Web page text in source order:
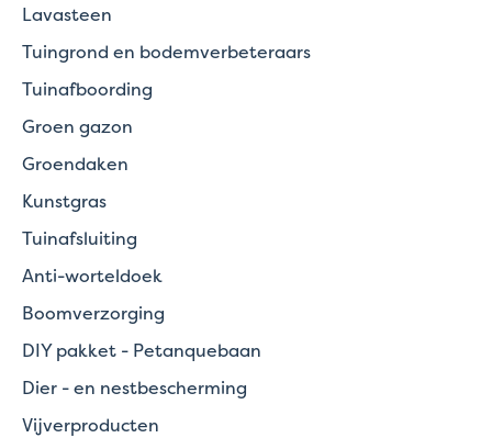
Lavasteen
Tuingrond en bodemverbeteraars
Tuinafboording
Groen gazon
Groendaken
Kunstgras
Tuinafsluiting
Anti-worteldoek
Boomverzorging
DIY pakket - Petanquebaan
Dier - en nestbescherming
Vijverproducten